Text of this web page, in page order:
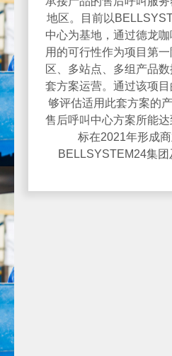
地区。目前以
中心为基地，通过德龙
用的可行性作为项目第
区、多站点、多组产品
套方案运营。通过该项
够评估适用此套方案的
售后呼叫中心方案所能
标在2021年形成
BELLSYSTEM24集团